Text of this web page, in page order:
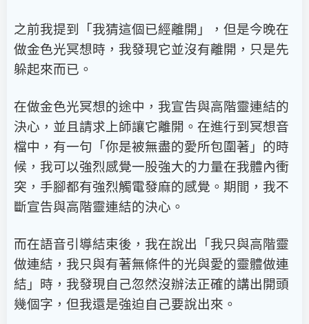
之前我提到「我猜這個已經離開」，但是今晚在
做金色光冥想時，我發現它並沒有離開，只是先
躲起來而已。
在做金色光冥想的途中，我宣告與高階靈連結的
決心，並且請求上師讓它離開。在進行到冥想音
檔中，有一句「你是被無盡的愛所包圍著」的時
候，我可以強烈感覺一股強大的力量在我體內衝
突，手腳都有強烈觸電發麻的感覺。期間，我不
斷宣告與高階靈連結的決心。
而在語音引導結束後，我在說出「我只與高階靈
做連結，我只與有著無條件的光與愛的靈體做連
結」時，我發現自己忽然沒辦法正確的講出開頭
幾個字，但我還是強迫自己要說出來。